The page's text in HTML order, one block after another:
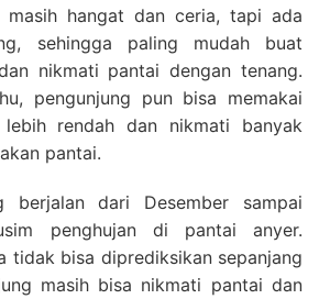
hangat dan ceria, tapi ada
sehingga paling mudah buat
nikmati pantai dengan tenang.
pengunjung pun bisa memakai
rendah dan nikmati banyak
pantai.
berjalan dari Desember sampai
penghujan di pantai anyer.
tidak bisa diprediksikan sepanjang
masih bisa nikmati pantai dan